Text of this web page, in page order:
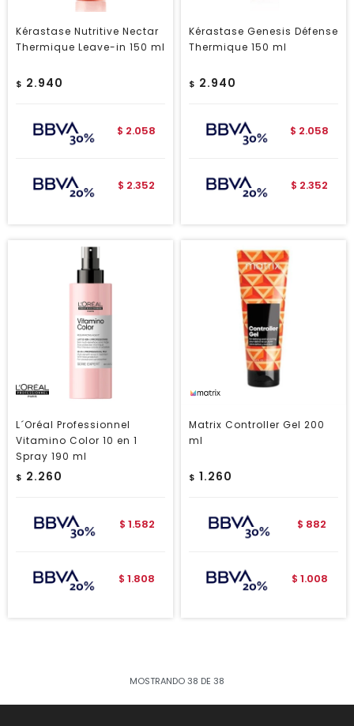
Kérastase Nutritive Nectar
Thermique Leave-in 150 ml
$ 2.940
$ 2.058
$ 2.352
Kérastase Genesis Défense
Thermique 150 ml
$ 2.940
$ 2.058
$ 2.352
L´Oréal Professionnel
Vitamino Color 10 en 1
Spray 190 ml
$ 2.260
$ 1.582
$ 1.808
Matrix Controller Gel 200
ml
$ 1.260
$ 882
$ 1.008
MOSTRANDO38 DE 38